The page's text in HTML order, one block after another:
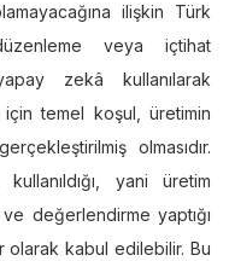
ilişkin Türk
veya içtihat
zekâ kullanılarak
temel koşul, üretimin
olmasıdır.
yani üretim
değerlendirme yaptığı
olarak kabul edilebilir. Bu